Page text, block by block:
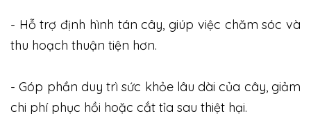
- Hỗ trợ định hình tán cây, giúp việc chăm sóc và
thu hoạch thuận tiện hơn.
- Góp phần duy trì sức khỏe lâu dài của cây, giảm
chi phí phục hồi hoặc cắt tỉa sau thiệt hại.